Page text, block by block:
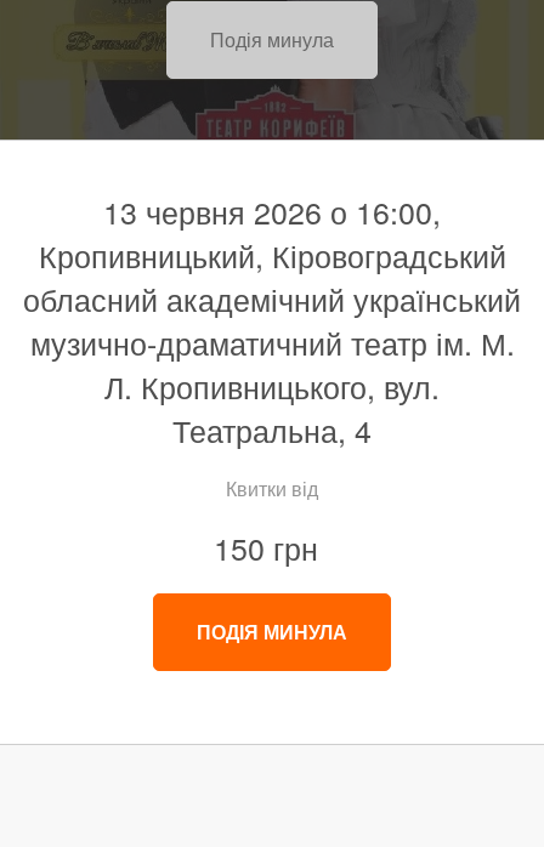
Подія минула
13 червня 2026 о 16:00,
Кропивницький, Кіровоградський
обласний академічний український
музично-драматичний театр ім. М.
Л. Кропивницького, вул.
Театральна, 4
Квитки від
150 грн
ПОДІЯ МИНУЛА